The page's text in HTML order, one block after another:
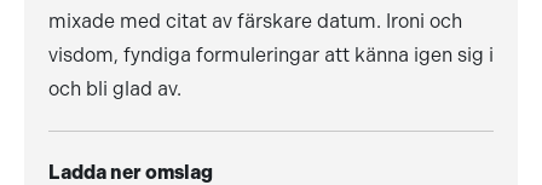
mixade med citat av färskare datum. Ironi och
visdom, fyndiga formuleringar att känna igen sig i
och bli glad av.
Ladda ner omslag